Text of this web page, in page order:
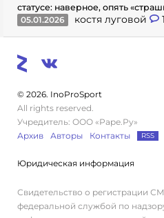
статусе: наверное, опять
05.01.2026
костя луговой 1
© 2026. InoProSport
All rights reserved.
Учредитель: ООО «Раре.Ру»
Архив
Авторы Контакты RSS
Юридическая информация
Свидетельство о регистрации
федеральной службой по